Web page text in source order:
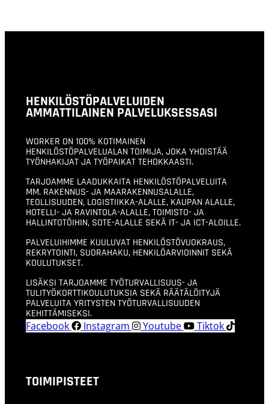
HENKILÖSTÖPALVELUIDEN
AMMATTILAINEN PALVELUKSESSASI
WORKER ON 100% KOTIMAINEN
HENKILÖSTÖPALVELUALAN TOIMIJA, JOKA YHDISTÄÄ
TYÖNHAKIJAT JA TYÖPAIKAT TEHOKKAASTI.
TARJOAMME LAADUKKAITA HENKILÖSTÖPALVELUITA
MM. RAKENNUS- JA MAARAKENNUSALALLE,
TEOLLISUUDEN, LOGISTIIKKA-ALALLE, KAUPAN ALALLE,
HOTELLI- JA RAVINTOLA-ALALLE, TOIMISTO- JA
HALLINTOTÖIHIN, SOTE-ALALLE SEKÄ IT- JA ICT-ALOILLE.
PALVELUIHIMME KUULUVAT HENKILÖSTÖVUOKRAUS,
REKRYTOINTI, SUORAHAKU, HENKILÖARVIOINNIT SEKÄ
KOULUTUKSET.
LISÄKSI TARJOAMME TYÖTURVALLISUUS- JA
TULITYÖKORTTIKOULUTUKSIA SEKÄ RÄÄTÄLÖITYJÄ
PALVELUITA YRITYSTEN TYÖTURVALLISUUDEN
KEHITTÄMISEKSI.
Facebook Instagram Youtube Tiktok
TOIMIPISTEET